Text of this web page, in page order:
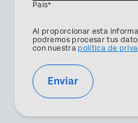
País*
Privacy
Optin
Al proporcionar esta
podremos procesar tus
con nuestra política de
Enviar